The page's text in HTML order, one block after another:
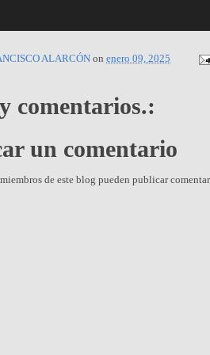
ALARCÓN on enero 09, 2025
comentarios.:
un comentario
de este blog pueden publicar